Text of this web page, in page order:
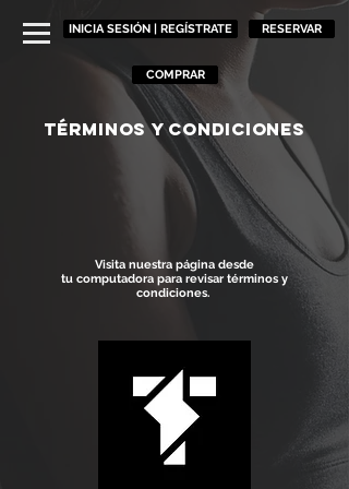
INICIA SESIÓN | REGÍSTRATE RESERVAR
COMPRAR
TÉRMINOS Y CONDICIONES
Visita nuestra página desde
tu computadora para revisar términos y
condiciones.